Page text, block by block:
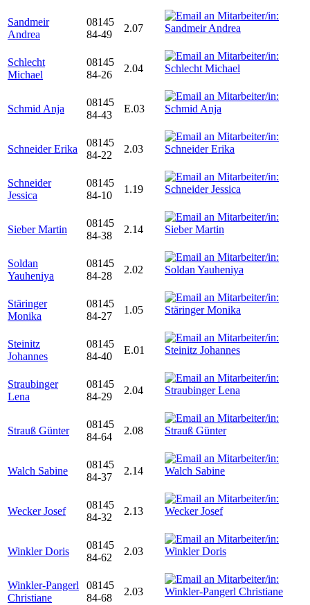
Sandmeir
Andrea
08145
84-49
2.07
Schlecht
Michael
08145
84-26
2.04
Schmid Anja
08145
84-43
E.03
Schneider Erika
08145
84-22
2.03
Schneider
Jessica
08145
84-10
1.19
Sieber Martin
08145
84-38
2.14
Soldan
Yauheniya
08145
84-28
2.02
Stäringer
Monika
08145
84-27
1.05
Steinitz
Johannes
08145
84-40
E.01
Straubinger
Lena
08145
84-29
2.04
Strauß Günter
08145
84-64
2.08
Walch Sabine
08145
84-37
2.14
Wecker Josef
08145
84-32
2.13
Winkler Doris
08145
84-62
2.03
Winkler-Pangerl
Christiane
08145
84-68
2.03